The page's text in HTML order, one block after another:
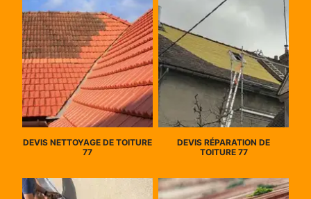
DEVIS NETTOYAGE DE TOITURE
77
DEVIS RÉPARATION DE
TOITURE 77